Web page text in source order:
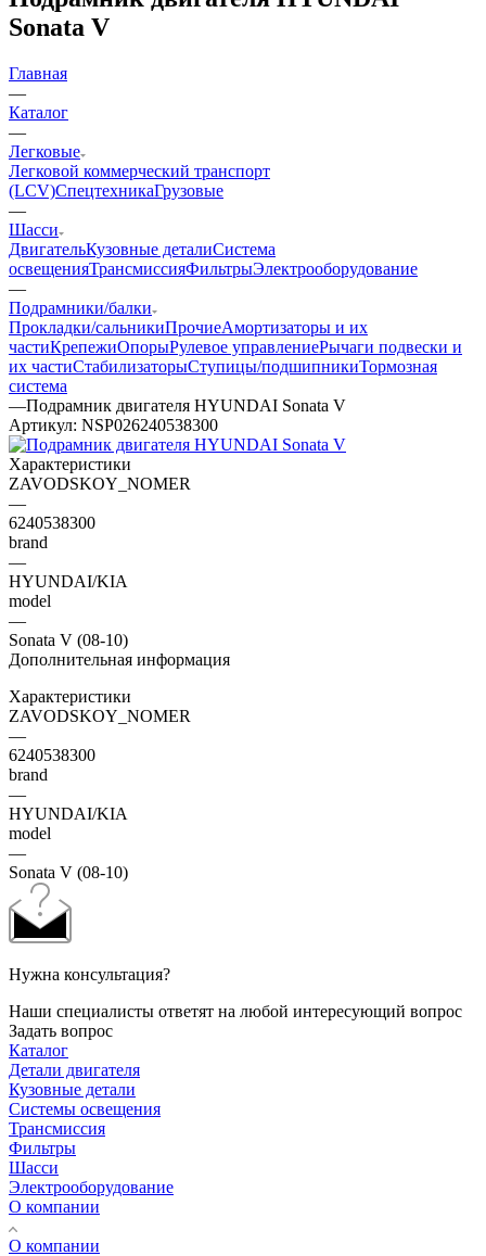
Sonata V
Главная
—
Каталог
—
Легковые
Легковой коммерческий транспорт
(LCV)СпецтехникаГрузовые
—
Шасси
ДвигательКузовные деталиСистема
освещенияТрансмиссияФильтрыЭлектрооборудование
—
Подрамники/балки
Прокладки/сальникиПрочиеАмортизаторы и их
частиКрепежиОпорыРулевое управлениеРычаги подвески и
их частиСтабилизаторыСтупицы/подшипникиТормозная
система
—Подрамник двигателя HYUNDAI Sonata V
Артикул: NSP026240538300
Характеристики
ZAVODSKOY_NOMER
—
6240538300
brand
—
HYUNDAI/KIA
model
—
Sonata V (08-10)
Дополнительная информация
Характеристики
ZAVODSKOY_NOMER
—
6240538300
brand
—
HYUNDAI/KIA
model
—
Sonata V (08-10)
Нужна консультация?
Наши специалисты ответят на любой интересующий вопрос
Задать вопрос
Каталог
Детали двигателя
Кузовные детали
Системы освещения
Трансмиссия
Фильтры
Шасси
Электрооборудование
О компании
О компании